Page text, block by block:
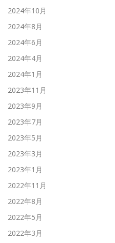
2024年10月
2024年8月
2024年6月
2024年4月
2024年1月
2023年11月
2023年9月
2023年7月
2023年5月
2023年3月
2023年1月
2022年11月
2022年8月
2022年5月
2022年3月